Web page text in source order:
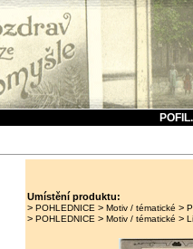
Umístění produktu:
>POHLEDNICE >Motiv / tématické >
>POHLEDNICE >Motiv / tématické >